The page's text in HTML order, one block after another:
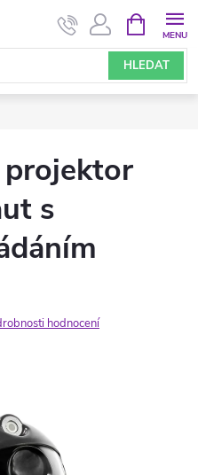
HLEDAT
NÁKUPNÍ
KOŠÍK
s
hodnocení